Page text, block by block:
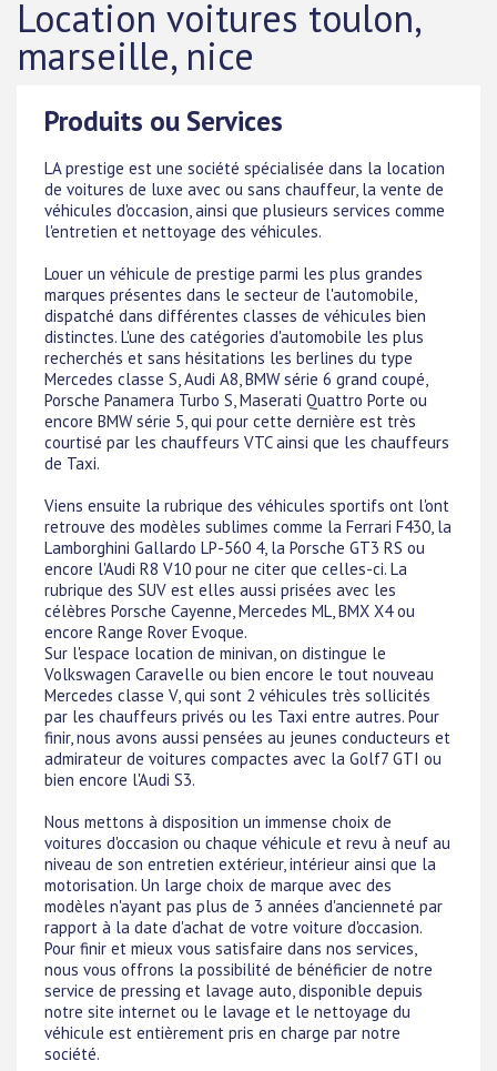
Location voitures toulon,
marseille, nice
Produits ou Services
LA prestige est une société spécialisée dans la location
de voitures de luxe avec ou sans chauffeur, la vente de
véhicules d'occasion, ainsi que plusieurs services comme
l'entretien et nettoyage des véhicules.
Louer un véhicule de prestige parmi les plus grandes
marques présentes dans le secteur de l'automobile,
dispatché dans différentes classes de véhicules bien
distinctes. L'une des catégories d'automobile les plus
recherchés et sans hésitations les berlines du type
Mercedes classe S, Audi A8, BMW série 6 grand coupé,
Porsche Panamera Turbo S, Maserati Quattro Porte ou
encore BMW série 5, qui pour cette dernière est très
courtisé par les chauffeurs VTC ainsi que les chauffeurs
de Taxi.
Viens ensuite la rubrique des véhicules sportifs ont l'ont
retrouve des modèles sublimes comme la Ferrari F430, la
Lamborghini Gallardo LP-560 4, la Porsche GT3 RS ou
encore l'Audi R8 V10 pour ne citer que celles-ci. La
rubrique des SUV est elles aussi prisées avec les
célèbres Porsche Cayenne, Mercedes ML, BMX X4 ou
encore Range Rover Evoque.
Sur l'espace location de minivan, on distingue le
Volkswagen Caravelle ou bien encore le tout nouveau
Mercedes classe V, qui sont 2 véhicules très sollicités
par les chauffeurs privés ou les Taxi entre autres. Pour
finir, nous avons aussi pensées au jeunes conducteurs et
admirateur de voitures compactes avec la Golf7 GTI ou
bien encore l'Audi S3.
Nous mettons à disposition un immense choix de
voitures d'occasion ou chaque véhicule et revu à neuf au
niveau de son entretien extérieur, intérieur ainsi que la
motorisation. Un large choix de marque avec des
modèles n'ayant pas plus de 3 années d'ancienneté par
rapport à la date d'achat de votre voiture d'occasion.
Pour finir et mieux vous satisfaire dans nos services,
nous vous offrons la possibilité de bénéficier de notre
service de pressing et lavage auto, disponible depuis
notre site internet ou le lavage et le nettoyage du
véhicule est entièrement pris en charge par notre
société.